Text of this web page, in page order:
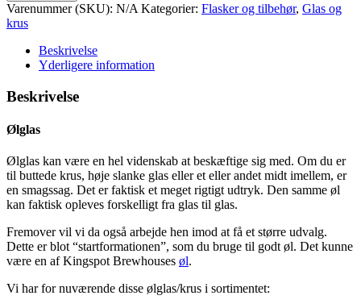
Varenummer (SKU): N/A Kategorier: Flasker og tilbehør, Glas og
krus
Beskrivelse
Yderligere information
Beskrivelse
Ølglas
Ølglas kan være en hel videnskab at beskæftige sig med. Om du er
til buttede krus, høje slanke glas eller et eller andet midt imellem, er
en smagssag. Det er faktisk et meget rigtigt udtryk. Den samme øl
kan faktisk opleves forskelligt fra glas til glas.
Fremover vil vi da også arbejde hen imod at få et større udvalg.
Dette er blot “startformationen”, som du bruge til godt øl. Det kunne
være en af Kingspot Brewhouses øl.
Vi har for nuværende disse ølglas/krus i sortimentet: